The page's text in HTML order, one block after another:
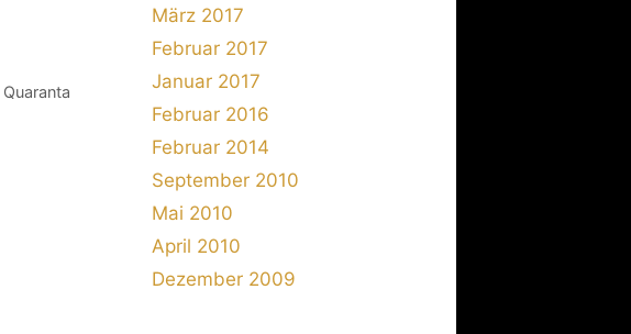
Quaranta
März 2017
Februar 2017
Januar 2017
Februar 2016
Februar 2014
September 2010
Mai 2010
April 2010
Dezember 2009